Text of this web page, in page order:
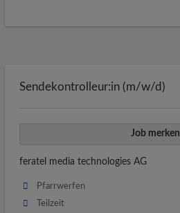
Sendekontrolleur:in (m/w/d)
Job merken
feratel media technologies AG
Pfarrwerfen
Teilzeit